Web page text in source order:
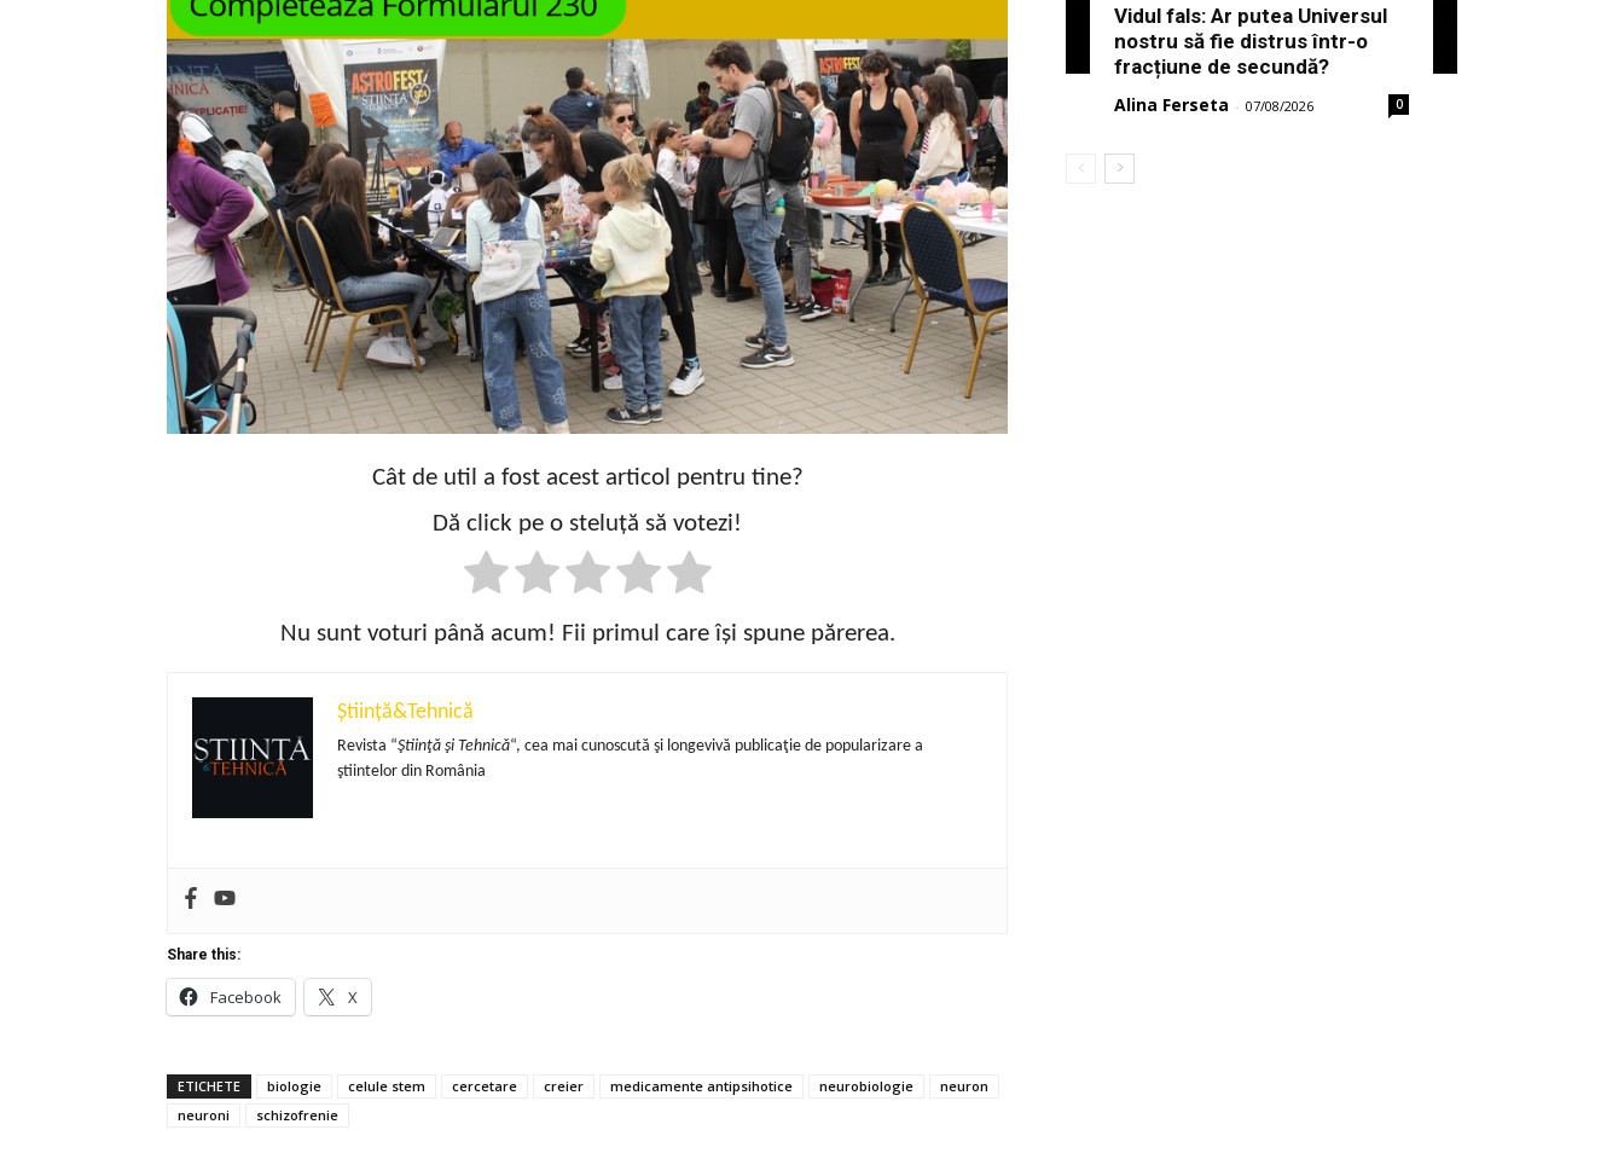
Cât de util a fost acest articol pentru tine?
Dă click pe o steluță să votezi!
Nu sunt voturi până acum! Fii primul care își spune părerea.
Știință&Tehnică
Revista “Ştiinţă şi Tehnică“, cea mai cunoscută şi longevivă publicaţie de popularizare a
ştiintelor din România
Share this:
Facebook X
ETICHETE biologie celule stem cercetare creier medicamente antipsihotice neurobiologie
neuron
neuroni
schizofrenie
Vidul fals: Ar putea Universul
nostru să fie distrus într-o
fracțiune de secundă?
Alina Ferseta - 07/08/2026 0